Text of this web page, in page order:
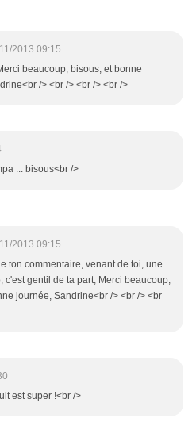
2013 09:15
beaucoup, bisous, et bonne
/> <br /> <br /> <br />
... bisous<br />
2013 09:15
ton commentaire, venant de toi, une
c'est gentil de ta part, Merci beaucoup,
journée, Sandrine<br /> <br /> <br
est super !<br />